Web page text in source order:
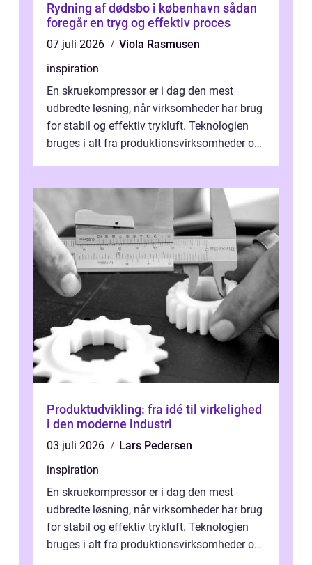
Rydning af dødsbo i københavn sådan
foregår en tryg og effektiv proces
07 juli 2026
Viola Rasmusen
inspiration
En skruekompressor er i dag den mest
udbredte løsning, når virksomheder har brug
for stabil og effektiv trykluft. Teknologien
bruges i alt fra produktionsvirksomheder og
Produktudvikling: fra idé til virkelighed
i den moderne industri
03 juli 2026
Lars Pedersen
inspiration
En skruekompressor er i dag den mest
udbredte løsning, når virksomheder har brug
for stabil og effektiv trykluft. Teknologien
bruges i alt fra produktionsvirksomheder og